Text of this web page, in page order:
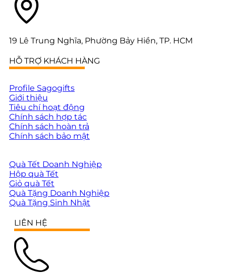
19 Lê Trung Nghĩa, Phường Bảy Hiền, TP. HCM
HỖ TRỢ KHÁCH HÀNG
Profile Sagogifts
Giới thiệu
Tiêu chí hoạt động
Chính sách hợp tác
Chính sách hoàn trả
Chính sách bảo mật
Quà Tết Doanh Nghiệp
Hộp quà Tết
Giỏ quà Tết
Quà Tặng Doanh Nghiệp
Quà Tặng Sinh Nhật
LIÊN HỆ